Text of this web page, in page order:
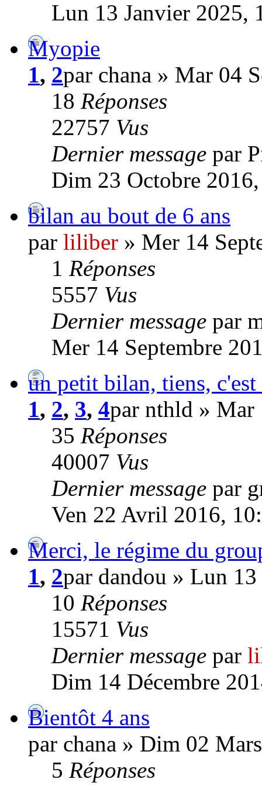
Lun 13 Janvier 2025,
Myopie
1, 2par chana » Mar 04
18 Réponses
22757 Vus
Dernier message par
Dim 23 Octobre
bilan au bout de 6 ans
par liliber » Mer 14
1 Réponses
5557 Vus
Dernier message par
Mer 14 Septembre
un petit bilan, tiens, c'est
1, 2, 3, 4par nthld » Mar
35 Réponses
40007 Vus
Dernier message par
Ven 22 Avril 2016,
Merci, le régime du
1, 2par dandou » Lun
10 Réponses
15571 Vus
Dernier message par
Dim 14 Décembre
Bientôt 4 ans
par chana » Dim 02
5 Réponses